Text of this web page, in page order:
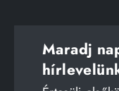
Maradj